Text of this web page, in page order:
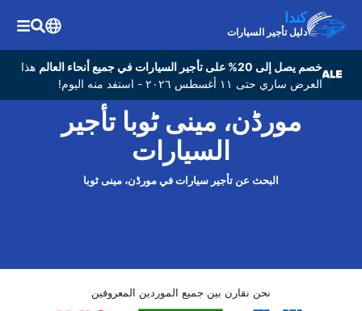
كندا
دليل تأجير السيارات
خصم يصل إلى 20% على تأجير السيارات في جميع أنحاء العالم
هذا
العرض ساري حتى ١١ أغسطس ٢٠٢٦ - استفد منه اليوم!
مورڈن، مینی ٹوبا تأجير
السيارات
البحث عن تأجير سيارات في مورڈن، مینی ٹوبا
نحن نقارن بين جميع الموردين المعروفين